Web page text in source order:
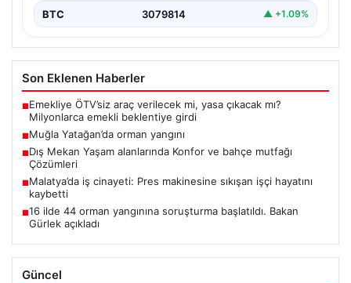
BTC 3079814 ▲ +1.09%
Son Eklenen Haberler
■Emekliye ÖTV’siz araç verilecek mi, yasa çıkacak mı?
Milyonlarca emekli beklentiye girdi
■Muğla Yatağan’da orman yangını
■Dış Mekan Yaşam alanlarında Konfor ve bahçe mutfağı
Çözümleri
■Malatya’da iş cinayeti: Pres makinesine sıkışan işçi hayatını
kaybetti
■16 ilde 44 orman yangınına soruşturma başlatıldı. Bakan
Gürlek açıkladı
Güncel